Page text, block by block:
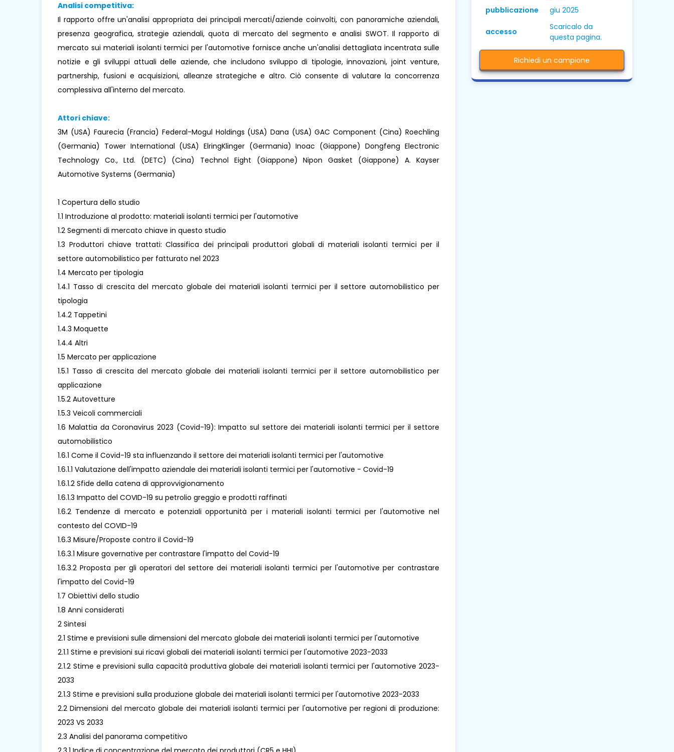
Analisi competitiva:
Il rapporto offre un'analisi appropriata dei principali mercati/aziende coinvolti, con panoramiche aziendali,
presenza geografica, strategie aziendali, quota di mercato del segmento e analisi SWOT. Il rapporto di
mercato sui materiali isolanti termici per l'automotive fornisce anche un'analisi dettagliata incentrata sulle
notizie e gli sviluppi attuali delle aziende, che includono sviluppo di tipologie, innovazioni, joint venture,
partnership, fusioni e acquisizioni, alleanze strategiche e altro. Ciò consente di valutare la concorrenza
complessiva all'interno del mercato.
Attori chiave:
3M (USA) Faurecia (Francia) Federal-Mogul Holdings (USA) Dana (USA) GAC Component (Cina) Roechling
(Germania) Tower International (USA) ElringKlinger (Germania) Inoac (Giappone) Dongfeng Electronic
Technology Co., Ltd. (DETC) (Cina) Technol Eight (Giappone) Nipon Gasket (Giappone) A. Kayser
Automotive Systems (Germania)
1 Copertura dello studio
1.1 Introduzione al prodotto: materiali isolanti termici per l'automotive
1.2 Segmenti di mercato chiave in questo studio
1.3 Produttori chiave trattati: Classifica dei principali produttori globali di materiali isolanti termici per il
settore automobilistico per fatturato nel 2023
1.4 Mercato per tipologia
1.4.1 Tasso di crescita del mercato globale dei materiali isolanti termici per il settore automobilistico per
tipologia
1.4.2 Tappetini
1.4.3 Moquette
1.4.4 Altri
1.5 Mercato per applicazione
1.5.1 Tasso di crescita del mercato globale dei materiali isolanti termici per il settore automobilistico per
applicazione
1.5.2 Autovetture
1.5.3 Veicoli commerciali
1.6 Malattia da Coronavirus 2023 (Covid-19): Impatto sul settore dei materiali isolanti termici per il settore
automobilistico
1.6.1 Come il Covid-19 sta influenzando il settore dei materiali isolanti termici per l'automotive
1.6.1.1 Valutazione dell'impatto aziendale dei materiali isolanti termici per l'automotive - Covid-19
1.6.1.2 Sfide della catena di approvvigionamento
1.6.1.3 Impatto del COVID-19 su petrolio greggio e prodotti raffinati
1.6.2 Tendenze di mercato e potenziali opportunità per i materiali isolanti termici per l'automotive nel
contesto del COVID-19
1.6.3 Misure/Proposte contro il Covid-19
1.6.3.1 Misure governative per contrastare l'impatto del Covid-19
1.6.3.2 Proposta per gli operatori del settore dei materiali isolanti termici per l'automotive per contrastare
l'impatto del Covid-19
1.7 Obiettivi dello studio
1.8 Anni considerati
2 Sintesi
2.1 Stime e previsioni sulle dimensioni del mercato globale dei materiali isolanti termici per l'automotive
2.1.1 Stime e previsioni sui ricavi globali dei materiali isolanti termici per l'automotive 2023-2033
2.1.2 Stime e previsioni sulla capacità produttiva globale dei materiali isolanti termici per l'automotive 2023-
2033
2.1.3 Stime e previsioni sulla produzione globale dei materiali isolanti termici per l'automotive 2023-2033
2.2 Dimensioni del mercato globale dei materiali isolanti termici per l'automotive per regioni di produzione:
2023 VS 2033
2.3 Analisi del panorama competitivo
pubblicazione
giu 2025
accesso
Scaricalo da
questa pagina.
Richiedi un campione